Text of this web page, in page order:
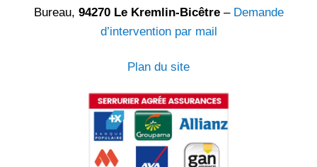
Bureau, 94270 Le Kremlin-Bicêtre– Demande
d’intervention par mail
Plan du site